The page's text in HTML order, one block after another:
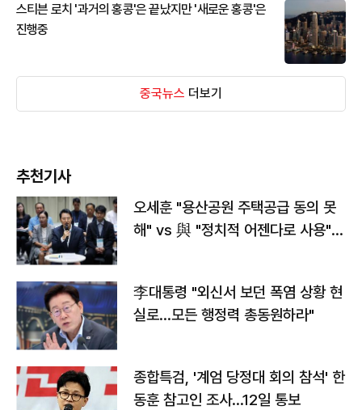
스티븐 로치 '과거의 홍콩'은 끝났지만 '새로운 홍콩'은
진행중
중국뉴스 더보기
추천기사
오세훈 "용산공원 주택공급 동의 못
해" vs 與 "정치적 어젠다로 사용"
李대통령 "외신서 보던 폭염 상황 현
실로…모든 행정력 총동원하라"
종합특검, '계엄 당정대 회의 참석' 한
동훈 참고인 조사...12일 통보